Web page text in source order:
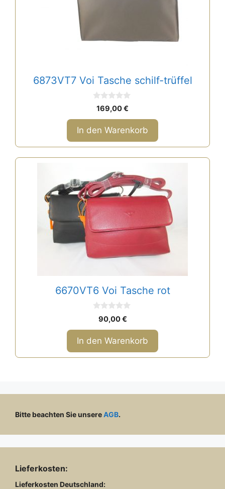
6873VT7 Voi Tasche schilf-trüffel
0
o
n
5
169,00€
In den Warenkorb
6670VT6 Voi Tasche rot
o
5
90,00€
In den Warenkorb
Bitte beachten Sie unsereAGB.
Lieferkosten:
Lieferkosten Deutschland: